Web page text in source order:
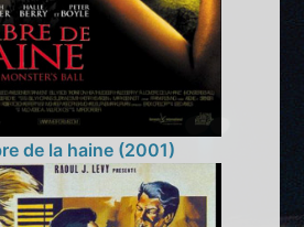
de la haine (2001)